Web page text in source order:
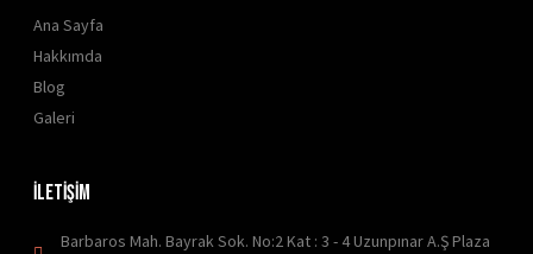
Ana Sayfa
Hakkımda
Blog
Galeri
İLETİŞİM
Barbaros Mah. Bayrak Sok. No:2 Kat : 3 - 4 Uzunpınar A.Ş Plaza